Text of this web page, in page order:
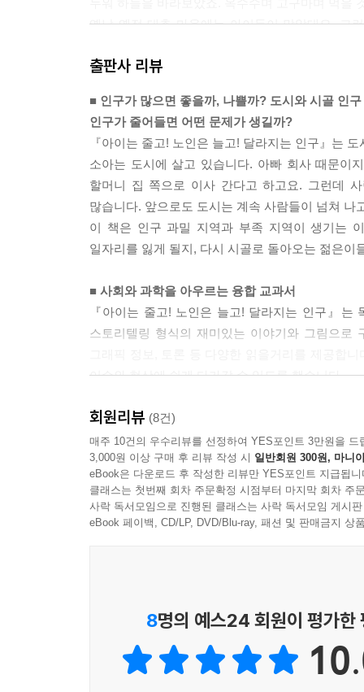
옛날 옛적 대추 마을에는 아이들이 많았대요. 그
인구가 많고, 어떤 곳엔 적고 그런 현상은 왜 일어
3장 동생이 필요해
소아가 친구 수정이네 집에 갈 때마다 가장 부러
엄마에게 꾸중을 듣고 차라리 막내였으면 좋겠다
동생을 바라는 소아의 소원을 들어준 걸까요?
두근거렸어요. 노산이라 조심해야 하는데 식구
그런데 할머니는 말은 안 해도 손주를 더 바라는
부푼 가슴 때문에 잠을 이루지 못했어요.
외할머니의 환갑잔치가 열린 대추 마을. 엄마의
시끌벅적해서 모두가 행복했지요. 노래도 부르
행복해했고, 이제 남은 바람은 이모 걱정뿐이
출판사 리뷰
■ 인구가 많으면 좋을까, 나쁠까? 도시와 시골 인
인구가 줄어들면 어떤 문제가 생길까?
『아이는 줄고! 노인은 늘고! 달라지는 인구』는
소아는 도시에 살고 있습니다. 아빠 회사 때문이
할머니 집 쪽으로 이사 간다고 하고요. 그런데
많습니다. 앞으로도 도시는 계속 사람들이 넘쳐
이 책은 인구 과밀 지역과 부족 지역이 생기는
일자리를 잃게 될지, 다시 시골로 돌아오는 젊은
■ 사회와 과학을 아우르는 융합 교과서
『아이는 줄고! 노인은 늘고! 달라지는 인구』
스토리텔링 형식의 재미있는 이야기와 그림으
이슈와 현상에 쉽게 다가갈 수 있도록 했습니다.
스스로 문제를 제기하고 생각을 정리하면, 보다
사고방식에서 벗어나, 자신의 생각을 정리할 때
키워 다른 과목을 아우르는 창의 융합 교육을 지향
「초등융합 사회 과학 토론왕」 시리즈는 현대를
다시 살펴볼 수 있게 이끌어 주는 어린이 교양 도
초등학교 수준에서 학습하고 자신의 말로 표현할
독자들이 논리적 사고력, 문제 해결력, 창의적 발
교과별로 조각나 있는 지식을 엮어 배경지식을
지리, 사회, 예술, 철학에 이르기까지 상식과 사회
회원리뷰 (8건)
매주 10건의 우수리뷰를 선정하여 YES포인트 3만원을 드
3,000원 이상 구매 후 리뷰 작성 시 일반회원 300원, 마니
eBook은 다운로드 후 작성한 리뷰만 YES포인트 지급됩니
클래스는 첫번째 회차 주문확정 시점부터 마지막 회차 주
사락 독서모임으로 진행된 클래스는 사락 독서모임 게시
eBook 페이백, CD/LP, DVD/Blu-ray, 패션 및 판매금지 상
8명의 예스24 회원이 평가한